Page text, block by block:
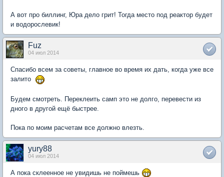
А вот про биллинг, Юра дело грит! Тогда место под реактор будет
и водорослевик!
Fuz
04 июл 2014
Спасибо всем за советы, главное во время их дать, когда уже все
залито
Будем смотреть. Переклеить самп это не долго, перевести из
дного в другой ещё быстрее.
Пока по моим расчетам все должно влезть.
yury88
04 июл 2014
А пока склеенное не увидишь не поймешь